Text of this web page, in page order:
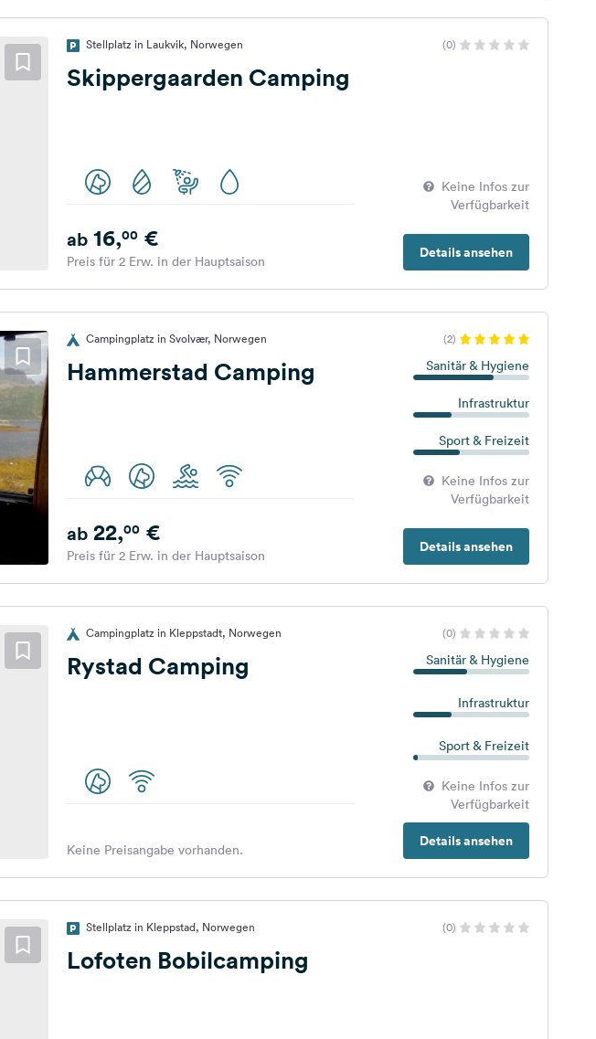
Stellplatz in Laukvik, Norwegen (0)
Skippergaarden Camping
Keine Infos zur
Verfügbarkeit
Details ansehen
ab16,00€
Preis für 2 Erw. in der Hauptsaison
Campingplatz in Svolvær, Norwegen (2)
Hammerstad Camping Sanitär & Hygiene
Infrastruktur
Sport & Freizeit
Keine Infos zur
Verfügbarkeit
Details ansehen
ab22,00€
Preis für 2 Erw. in der Hauptsaison
Campingplatz in Kleppstadt, Norwegen (0)
Rystad Camping Sanitär & Hygiene
Infrastruktur
Sport & Freizeit
Keine Infos zur
Verfügbarkeit
Details ansehen
Keine Preisangabe vorhanden.
Stellplatz in Kleppstad, Norwegen (0)
Lofoten Bobilcamping